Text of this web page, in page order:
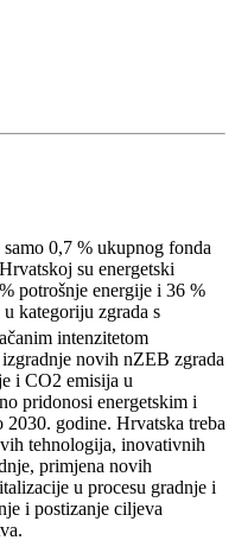
0,7 % ukupnog fonda
su energetski
potrošnje energije i 36 %
kategoriju zgrada s
intenzitetom
novih nZEB zgrada
i CO2 emisija u
pridonosi energetskim i
godine. Hrvatska treba
tehnologija, inovativnih
primjena novih
u procesu gradnje i
i postizanje ciljeva